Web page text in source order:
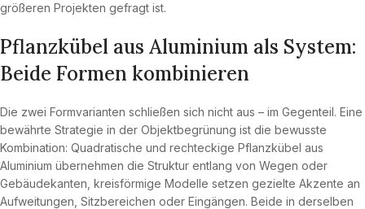
größeren Projekten gefragt ist.
Pflanzkübel aus Aluminium als System:
Beide Formen kombinieren
Die zwei Formvarianten schließen sich nicht aus – im Gegenteil. Eine
bewährte Strategie in der Objektbegrünung ist die bewusste
Kombination: Quadratische und rechteckige Pflanzkübel aus
Aluminium übernehmen die Struktur entlang von Wegen oder
Gebäudekanten, kreisförmige Modelle setzen gezielte Akzente an
Aufweitungen, Sitzbereichen oder Eingängen. Beide in derselben